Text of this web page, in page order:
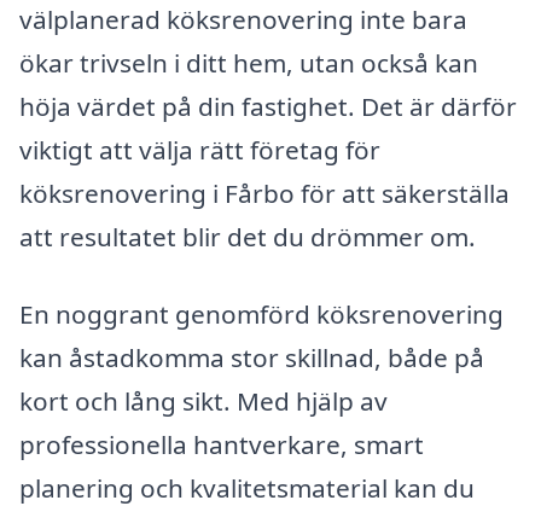
välplanerad köksrenovering inte bara
ökar trivseln i ditt hem, utan också kan
höja värdet på din fastighet. Det är därför
viktigt att välja rätt företag för
köksrenovering i Fårbo för att säkerställa
att resultatet blir det du drömmer om.
En noggrant genomförd köksrenovering
kan åstadkomma stor skillnad, både på
kort och lång sikt. Med hjälp av
professionella hantverkare, smart
planering och kvalitetsmaterial kan du